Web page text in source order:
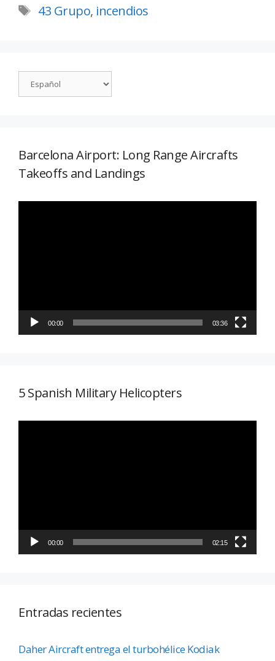
43 Grupo, incendios
Barcelona Airport: Long Range Aircrafts
Takeoffs and Landings
00:00 03:36
5 Spanish Military Helicopters
00:00 02:15
Entradas recientes
Daher Aircraft entrega el turbohélice Kodiak